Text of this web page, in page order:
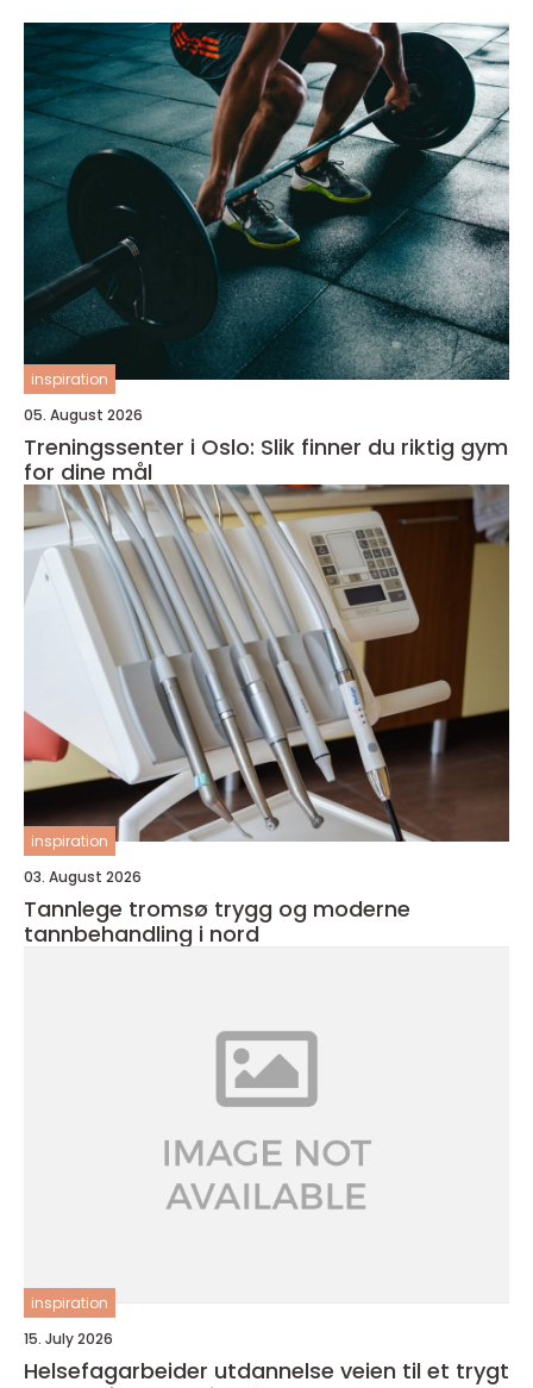
inspiration
05. August 2026
Treningssenter i Oslo: Slik finner du riktig gym
for dine mål
inspiration
03. August 2026
Tannlege tromsø trygg og moderne
tannbehandling i nord
inspiration
15. July 2026
Helsefagarbeider utdannelse veien til et trygt